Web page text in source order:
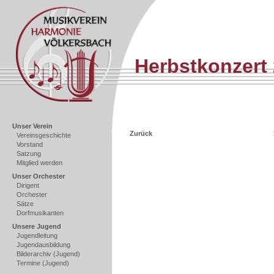
Unser Verein
Vereinsgeschichte
Vorstand
Satzung
Mitglied werden
Unser Orchester
Dirigent
Orchester
Sätze
Dorfmusikanten
Unsere Jugend
Jugendleitung
Jugendausbildung
Bilderarchiv (Jugend)
Termine (Jugend)
Herbstkonzert
Zurück